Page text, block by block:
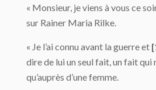
« Monsieur, je viens à vous ce
sur Rainer Maria Rilke.
« Je l’ai connu avant la guerre et
dire de lui un seul fait, un fait qui
qu’auprès d’une femme.